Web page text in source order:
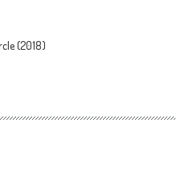
(2018)